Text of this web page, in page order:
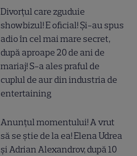
Divorțul care zguduie
showbizul! E oficial! Și-au spus
adio în cel mai mare secret,
după aproape 20 de ani de
mariaj! S-a ales praful de
cuplul de aur din industria de
entertaining
Anunțul momentului! A vrut
să se știe de la ea! Elena Udrea
și Adrian Alexandrov, după 10